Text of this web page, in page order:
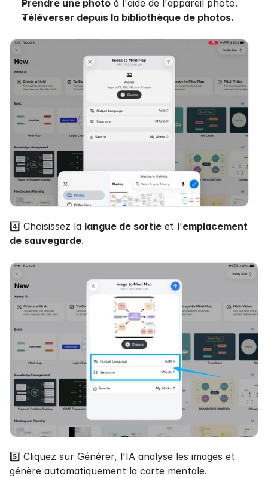
Prendre une photo à l'aide de l'appareil photo.
Téléverser depuis la bibliothèque de photos.
4️⃣ Choisissez la langue de sortie et l'emplacement
de sauvegarde.
5️⃣ Cliquez sur Générer, l'IA analyse les images et
génère automatiquement la carte mentale.